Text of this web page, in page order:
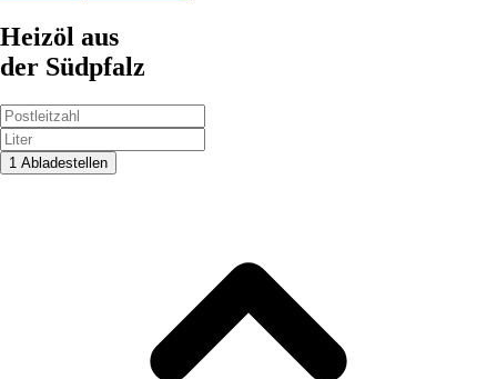
Heizöl aus
der Südpfalz
1 Abladestellen